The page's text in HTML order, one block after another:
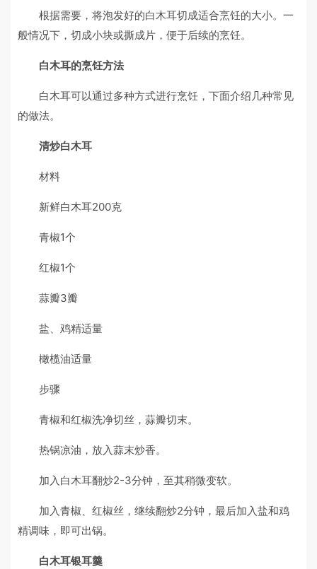
根据需要，将泡发好的白木耳切成适合烹饪的大小。一
般情况下，切成小块或撕成片，便于后续的烹饪。
白木耳的烹饪方法
白木耳可以通过多种方式进行烹饪，下面介绍几种常见
的做法。
清炒白木耳
材料
新鲜白木耳200克
青椒1个
红椒1个
蒜瓣3瓣
盐、鸡精适量
橄榄油适量
步骤
青椒和红椒洗净切丝，蒜瓣切末。
热锅凉油，放入蒜末炒香。
加入白木耳翻炒2-3分钟，至其稍微变软。
加入青椒、红椒丝，继续翻炒2分钟，最后加入盐和鸡
精调味，即可出锅。
白木耳银耳羹